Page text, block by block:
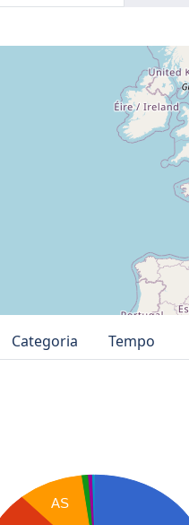
Categoria
Tempo
AS